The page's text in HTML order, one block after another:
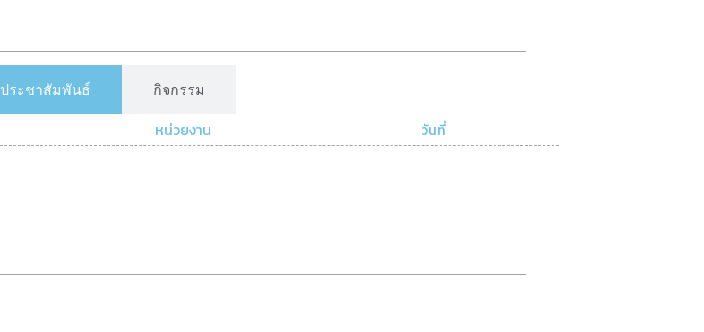
ประชาสัมพันธ์ กิจกรรม
หน่วยงาน วันที่